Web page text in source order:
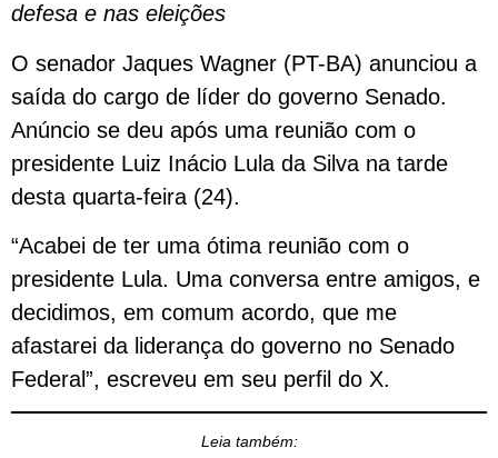
defesa e nas eleições
O senador Jaques Wagner (PT-BA) anunciou a
saída do cargo de líder do governo Senado.
Anúncio se deu após uma reunião com o
presidente Luiz Inácio Lula da Silva na tarde
desta quarta-feira (24).
“Acabei de ter uma ótima reunião com o
presidente Lula. Uma conversa entre amigos, e
decidimos, em comum acordo, que me
afastarei da liderança do governo no Senado
Federal”, escreveu em seu perfil do X.
Leia também: